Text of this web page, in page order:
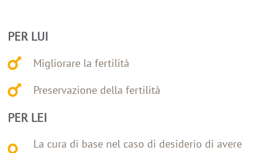
PER LUI
Migliorare la fertilità
Preservazione della fertilità
PER LEI
La cura di base nel caso di desiderio di avere